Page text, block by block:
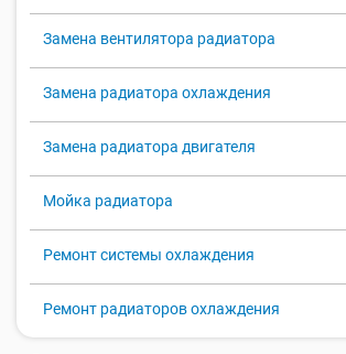
Замена вентилятора радиатора
Замена радиатора охлаждения
Замена радиатора двигателя
Мойка радиатора
Ремонт системы охлаждения
Ремонт радиаторов охлаждения